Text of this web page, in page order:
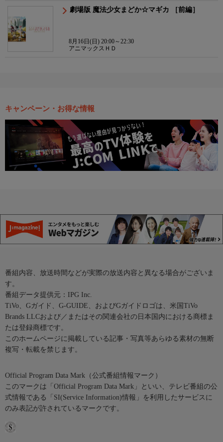
劇場版 魔法少女まどか☆マギカ ［前編］
8月16日(日) 20:00～22:30
アニマックスＨＤ
キャンペーン・お得な情報
番組内容、放送時間などが実際の放送内容と異なる場合がございま
す。
番組データ提供元：IPG Inc.
TiVo、Gガイド、G-GUIDE、およびGガイドロゴは、米国TiVo
Brands LLCおよび／またはその関連会社の日本国内における商標ま
たは登録商標です。
このホームページに掲載している記事・写真等あらゆる素材の無断
複写・転載を禁じます。
Official Program Data Mark（公式番組情報マーク）
このマークは「Official Program Data Mark」といい、テレビ番組の公
式情報である「SI(Service Information)情報」を利用したサービスに
のみ表記が許されているマークです。